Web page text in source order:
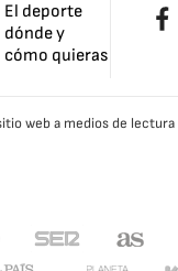
El deporte
dónde y
cómo quieras
web a medios de